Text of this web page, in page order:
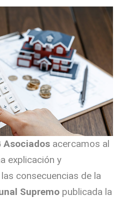
Asociados acercamos al
explicación y
consecuencias de la
Supremo publicada la